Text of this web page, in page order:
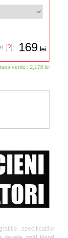
[?]: 169 lei
verde : 2,178 lei
specificatiile